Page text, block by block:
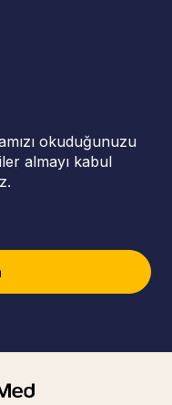
okuduğunuzu
almayı kabul